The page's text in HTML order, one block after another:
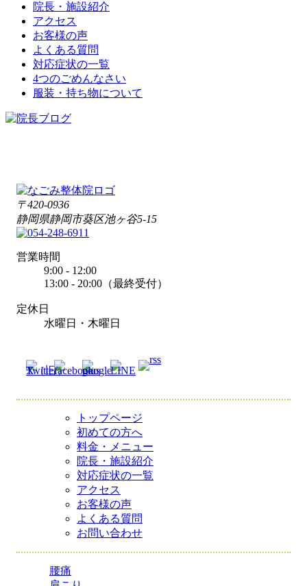
院長・施設紹介
アクセス
お客様の声
よくある質問
対応症状の一覧
4つのごめんなさい
服装・持ち物について
〒420-0936
静岡県静岡市葵区池ヶ谷5-15
営業時間
9:00 - 12:00
13:00 - 20:00（最終受付）
定休日
水曜日・木曜日
トップページ
初めての方へ
料金・メニュー
院長・施設紹介
対応症状の一覧
アクセス
お客様の声
よくある質問
お問い合わせ
腰痛